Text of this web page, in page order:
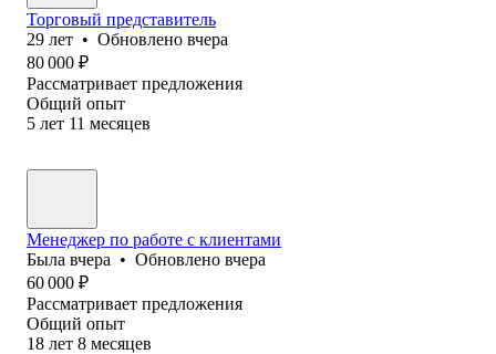
Торговый представитель
29 лет • Обновлено вчера
80 000 ₽
Рассматривает предложения
Общий опыт
5 лет 11 месяцев
Менеджер по работе с клиентами
Была вчера • Обновлено вчера
60 000 ₽
Рассматривает предложения
Общий опыт
18 лет 8 месяцев